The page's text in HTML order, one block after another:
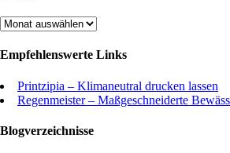
Archiv
Empfehlenswerte Links
Printzipia – Klimaneutral drucken lassen
Regenmeister – Maßgeschneiderte
Blogverzeichnisse